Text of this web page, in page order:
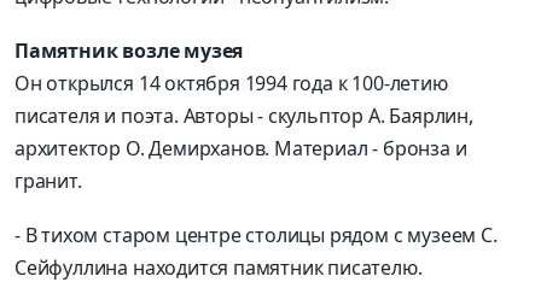
Памятник возле музея
Он открылся 14 октября 1994 года к 100-летию
писателя и поэта. Авторы - скульптор А. Баярлин,
архитектор О. Демирханов. Материал - бронза и
гранит.
- В тихом старом центре столицы рядом с музеем С.
Сейфуллина находится памятник писателю.